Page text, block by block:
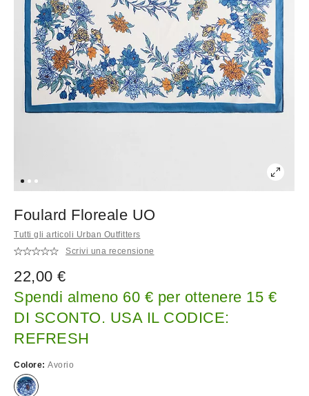
Foulard Floreale UO
Tutti gli articoli Urban Outfitters
Scrivi una recensione
22,00 €
Spendi almeno 60 € per ottenere 15 €
DI SCONTO. USA IL CODICE:
REFRESH
Colore: Avorio